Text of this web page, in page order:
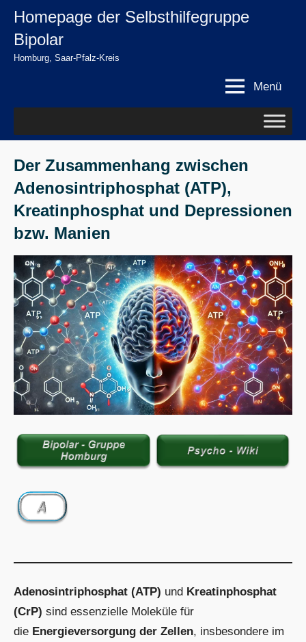
springen
Zum
springen
Homepage der Selbsthilfegruppe
Bipolar
Homburg, Saar-Pfalz-Kreis
Menü
Der Zusammenhang zwischen
Adenosintriphosphat (ATP),
Kreatinphosphat und Depressionen
bzw. Manien
Adenosintriphosphat (ATP) und Kreatinphosphat
(CrP) sind essenzielle Moleküle für
die Energieversorgung der Zellen, insbesondere im